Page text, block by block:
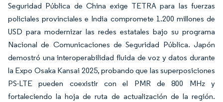
Seguridad Pública de China exige TETRA para las fuerzas
policiales provinciales e India compromete 1.200 millones de
USD para modernizar las redes estatales bajo su programa
Nacional de Comunicaciones de Seguridad Pública. Japón
demostró una interoperabilidad fluida de voz y datos durante
la Expo Osaka Kansai 2025, probando que las superposiciones
PS-LTE pueden coexistir con el PMR de 800 MHz y
fortaleciendo la hoja de ruta de actualización de la región.